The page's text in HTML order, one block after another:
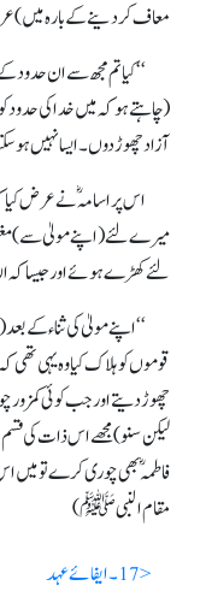
معاف کردینے کے بارہ میں ) عرض
‘‘ کیا تم مجھ سے ان حدود
(چاہتے ہوکہ میں خدا کی
آزاد چھوڑ دوں ۔ ایسا نہیں ہو
اس پر اسامہؓ نے عرض
میرے لئے (اپنے مولیٰ سے)
لئے کھڑے ہوئے اور جیسا کہ
‘‘ اپنے مولیٰ کی ثناء کے
قوموں کو ہلاک کیا وہ یہی تھی
چھوڑ دیتے اور جب کوئی
لیکن سنو) مجھے اس ذات کی
فاطمہؓ بھی چوری کرے تو میں
مقام النبی ﷺ)
< 17 ۔ ایفائے عہد